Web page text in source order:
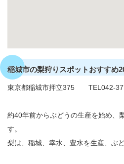
稲城市の梨狩りスポットおすすめ
東京都稲城市押立375 TEL042-
約40年前からぶどうの生産を始め、
す。
梨は、稲城、幸水、豊水を生産、ぶ